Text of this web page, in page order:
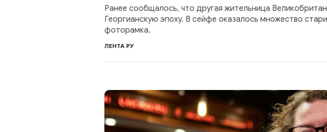
Ранее сообщалось, что другая жительница
Георгианскую эпоху. В сейфе оказалось множество
фоторамка.
ЛЕНТА РУ